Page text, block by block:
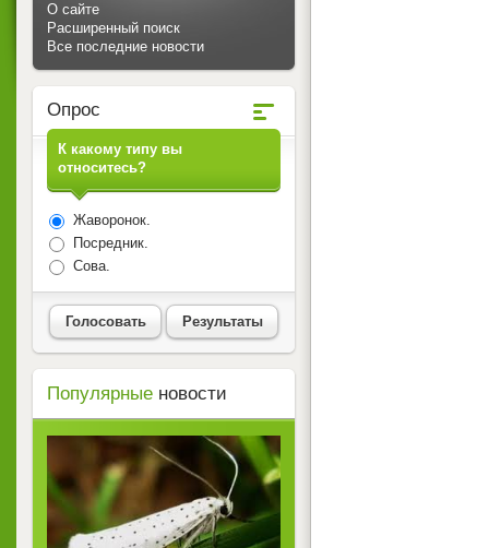
О сайте
Расширенный поиск
Все последние новости
Опрос
К какому типу вы
относитесь?
Жаворонок.
Посредник.
Сова.
Голосовать Результаты
Популярные новости